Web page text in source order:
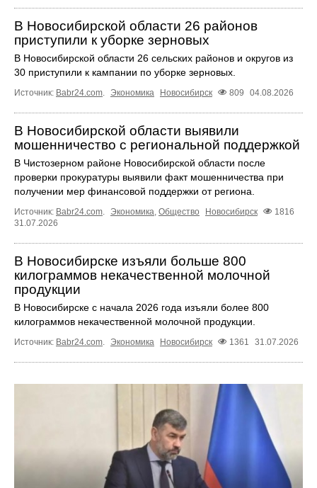
В Новосибирской области 26 районов
приступили к уборке зерновых
В Новосибирской области 26 сельских районов и округов из
30 приступили к кампании по уборке зерновых.
Источник: Babr24.com Экономика Новосибирск 809 04.08.2026
В Новосибирской области выявили
мошенничество с региональной поддержкой
В Чистозерном районе Новосибирской области после
проверки прокуратуры выявили факт мошенничества при
получении мер финансовой поддержки от региона.
Источник: Babr24.com Экономика Общество Новосибирск
1816
31.07.2026
В Новосибирске изъяли больше 800
килограммов некачественной молочной
продукции
В Новосибирске с начала 2026 года изъяли более 800
килограммов некачественной молочной продукции.
Источник: Babr24.com. Экономика Новосибирск 1361 31.07.2026